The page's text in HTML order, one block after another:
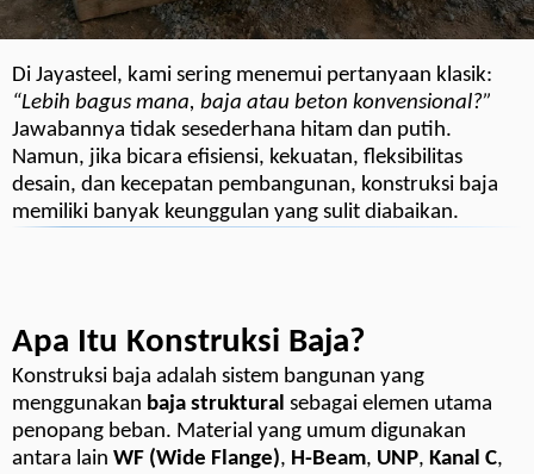
Di Jayasteel, kami sering menemui pertanyaan klasik:
“Lebih bagus mana, baja atau beton konvensional?”
Jawabannya tidak sesederhana hitam dan putih.
Namun, jika bicara efisiensi, kekuatan, fleksibilitas
desain, dan kecepatan pembangunan, konstruksi baja
memiliki banyak keunggulan yang sulit diabaikan.
Apa Itu Konstruksi Baja?
Konstruksi baja adalah sistem bangunan yang
menggunakan baja struktural sebagai elemen utama
penopang beban. Material yang umum digunakan
antara lain WF (Wide Flange), H-Beam, UNP, Kanal C,